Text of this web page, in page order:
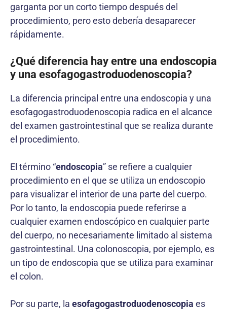
garganta por un corto tiempo después del
procedimiento, pero esto debería desaparecer
rápidamente.
¿Qué diferencia hay entre una endoscopia
y una esofagogastroduodenoscopia?
La diferencia principal entre una endoscopia y una
esofagogastroduodenoscopia radica en el alcance
del examen gastrointestinal que se realiza durante
el procedimiento.
El término “endoscopia” se refiere a cualquier
procedimiento en el que se utiliza un endoscopio
para visualizar el interior de una parte del cuerpo.
Por lo tanto, la endoscopia puede referirse a
cualquier examen endoscópico en cualquier parte
del cuerpo, no necesariamente limitado al sistema
gastrointestinal. Una colonoscopia, por ejemplo, es
un tipo de endoscopia que se utiliza para examinar
el colon.
Por su parte, la esofagogastroduodenoscopia es